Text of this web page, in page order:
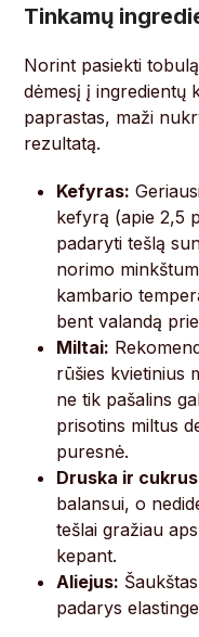
Tinkamų
Norint pasiekti
dėmesį į ingredientų
paprastas, maži
rezultatą.
Kefyras:
kefyrą (apie 2,5
padaryti tešlą
norimo
kambario
bent valandą
Miltai:
rūšies kvietinius
ne tik pašalins
prisotins miltus
puresnė.
Druska ir
balansui, o
tešlai gražiau
kepant.
Aliejus:
padarys